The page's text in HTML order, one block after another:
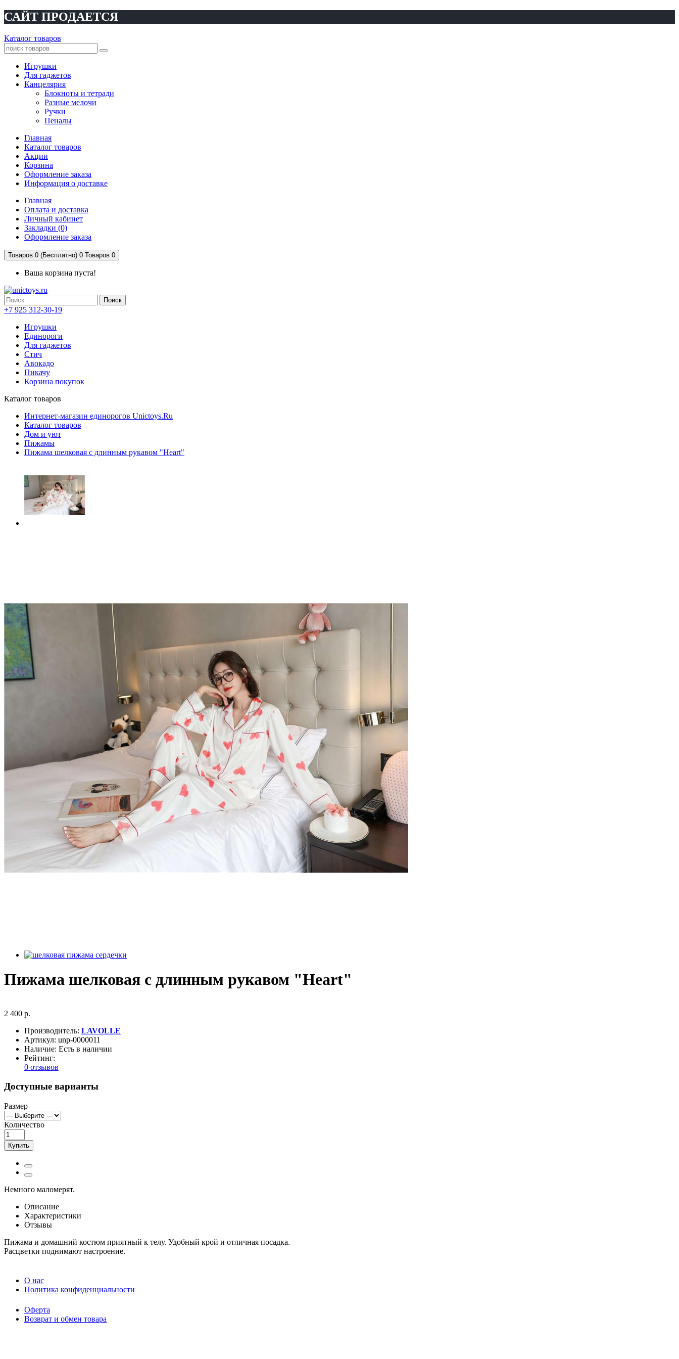
САЙТ ПРОДАЕТСЯ
Каталог товаров
Игрушки
Для гаджетов
Канцелярия
Блокноты и тетради
Разные мелочи
Ручки
Пеналы
Главная
Каталог товаров
Акции
Корзина
Оформление заказа
Информация о доставке
Главная
Оплата и доставка
Личный кабинет
Закладки (0)
Оформление заказа
Товаров 0 (Бесплатно) 0 Товаров 0
Ваша корзина пуста!
Поиск
+7 925 312-30-19
Игрушки
Единороги
Для гаджетов
Стич
Авокадо
Пикачу
Корзина покупок
Каталог товаров
Интернет-магазин единорогов Unictoys.Ru
Каталог товаров
Дом и уют
Пижамы
Пижама шелковая с длинным рукавом "Heart"
Пижама шелковая с длинным рукавом "Heart"
2 400 р.
Производитель: LAVOLLE
Артикул: unp-0000011
Наличие: Есть в наличии
Рейтинг:
0 отзывов
Доступные варианты
Размер
Количество
Купить
Немного маломерят.
Описание
Характеристики
Отзывы
Пижама и домашний костюм приятный к телу. Удобный крой и отличная посадка.
Расцветки поднимают настроение.
O нас
Политика конфиденциальности
Оферта
Возврат и обмен товара